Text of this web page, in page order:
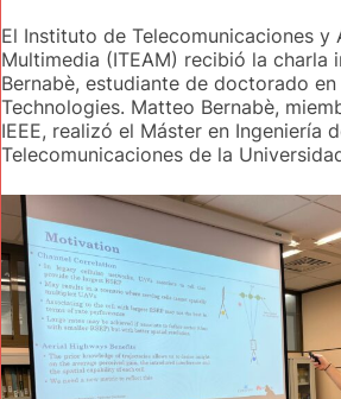
El Instituto de Telecomunicaciones y
Multimedia (ITEAM) recibió la
Bernabè, estudiante de doctorado en
Technologies. Matteo Bernabè,
IEEE, realizó el Máster en Ingeniería
Telecomunicaciones de la